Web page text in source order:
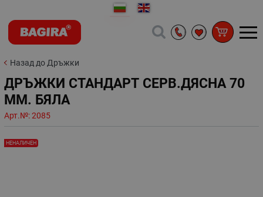
Назад до Дръжки
ДРЪЖКИ СТАНДАРТ СЕРВ.ДЯСНА 70
ММ. БЯЛА
Арт.№:2085
НЕНАЛИЧЕН